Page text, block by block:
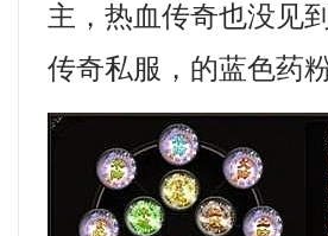
主，热血传奇也没见
传奇私服，的蓝色药